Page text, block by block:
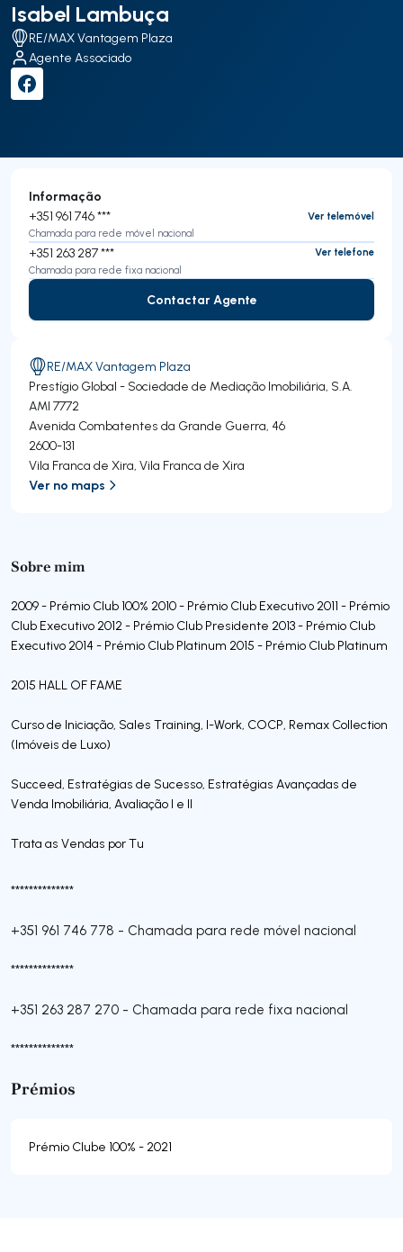
Isabel Lambuça
RE/MAX Vantagem Plaza
Agente Associado
Sobre mim
2009 - Prémio Club 100% 2010 - Prémio Club Executivo 2011 - Prémio
Club Executivo 2012 - Prémio Club Presidente 2013 - Prémio Club
Executivo 2014 - Prémio Club Platinum 2015 - Prémio Club Platinum
2015 HALL OF FAME
Curso de Iniciação, Sales Training, I-Work, COCP, Remax Collection
(Imóveis de Luxo)
Succeed, Estratégias de Sucesso, Estratégias Avançadas de
Venda Imobiliária, Avaliação I e II
Trata as Vendas por Tu
**************
+351 961 746 778 - Chamada para rede móvel nacional
**************
+351 263 287 270 - Chamada para rede fixa nacional
**************
Prémios
Prémio Clube 100% - 2021
Informação
+351 961 746 ***
Ver telemóvel
Chamada para rede móvel nacional
+351 263 287 ***
Ver telefone
Chamada para rede fixa nacional
Contactar Agente
Contactar Agente
RE/MAX Vantagem Plaza
Prestígio Global - Sociedade de Mediação Imobiliária, S.A.
AMI 7772
Avenida Combatentes da Grande Guerra, 46
2600-131
Vila Franca de Xira, Vila Franca de Xira
Ver no maps